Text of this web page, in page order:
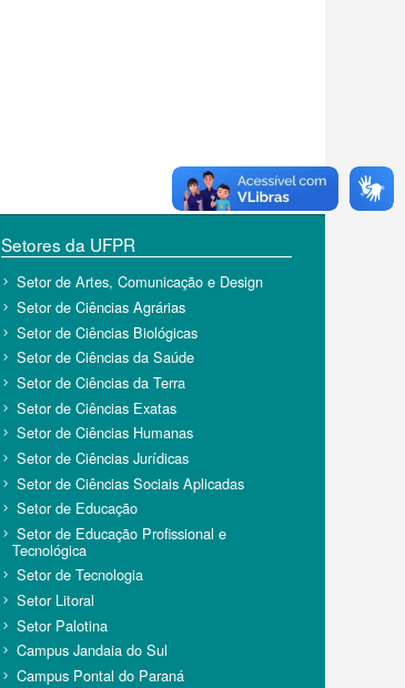
Setores da UFPR
Setor de Artes, Comunicação e Design
Setor de Ciências Agrárias
Setor de Ciências Biológicas
Setor de Ciências da Saúde
Setor de Ciências da Terra
Setor de Ciências Exatas
Setor de Ciências Humanas
Setor de Ciências Jurídicas
Setor de Ciências Sociais Aplicadas
Setor de Educação
Setor de Educação Profissional e
Tecnológica
Setor de Tecnologia
Setor Litoral
Setor Palotina
Campus Jandaia do Sul
Campus Pontal do Paraná